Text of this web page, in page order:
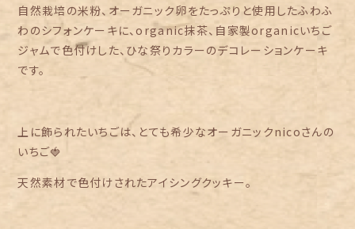
自然栽培の米粉、オーガニック卵をたっぷりと使用したふわふ
わのシフォンケーキに、organic抹茶、自家製organicいちご
ジャムで色付けした、ひな祭りカラーのデコレーションケーキ
です。
上に飾られたいちごは、とても希少なオーガニックnicoさんの
いちご🍓
天然素材で色付けされたアイシングクッキー。